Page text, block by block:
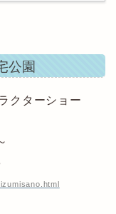
公園
クターショー